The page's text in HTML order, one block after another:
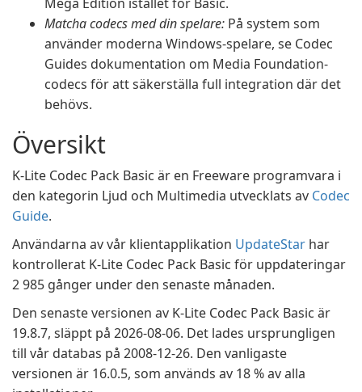
Matcha codecs med din spelare: På system som
använder moderna Windows-spelare, se Codec
Guides dokumentation om Media Foundation-
codecs för att säkerställa full integration där det
behövs.
Översikt
K-Lite Codec Pack Basic är en Freeware programvara i
den kategorin Ljud och Multimedia utvecklats av Codec
Guide.
Användarna av vår klientapplikation UpdateStar har
kontrollerat K-Lite Codec Pack Basic för uppdateringar
2 985 gånger under den senaste månaden.
Den senaste versionen av K-Lite Codec Pack Basic är
19.8.7, släppt på 2026-08-06. Det lades ursprungligen
till vår databas på 2008-12-26. Den vanligaste
versionen är 16.0.5, som används av 18 % av alla